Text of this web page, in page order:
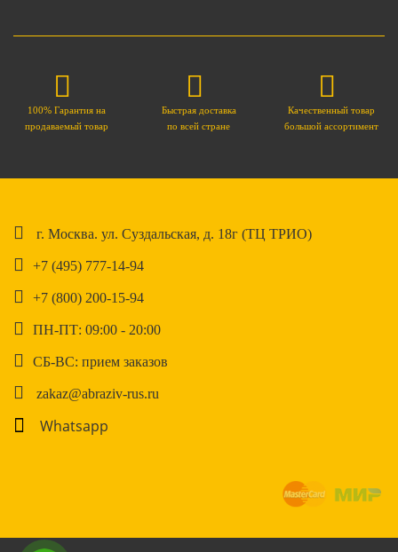
100% Гарантия на
продаваемый товар
Быстрая доставка
по всей стране
Качественный товар
большой ассортимент
г. Москва. ул. Суздальская, д. 18г (ТЦ ТРИО)
+7 (495) 777-14-94
+7 (800) 200-15-94
ПН-ПТ: 09:00 - 20:00
СБ-ВС: прием заказов
zakaz@abraziv-rus.ru
Whatsapp